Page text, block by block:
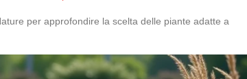
per approfondire la scelta delle piante adatte a